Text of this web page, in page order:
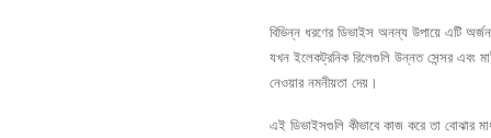
বিভিন্ন ধরণের ডিভাইস অনন্য উপায়ে এটি
যখন ইলেকট্রনিক রিলেগুলি উন্নত সেন্সর এবং
নেওয়ার নমনীয়তা দেয়।
এই ডিভাইসগুলি কীভাবে কাজ করে তা বোঝার